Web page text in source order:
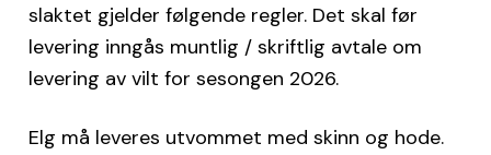
slaktet gjelder følgende regler. Det skal før
levering inngås muntlig / skriftlig avtale om
levering av vilt for sesongen 2026.
Elg må leveres utvommet med skinn og hode.